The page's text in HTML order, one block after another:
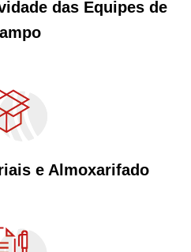
das Equipes de
e Almoxarifado